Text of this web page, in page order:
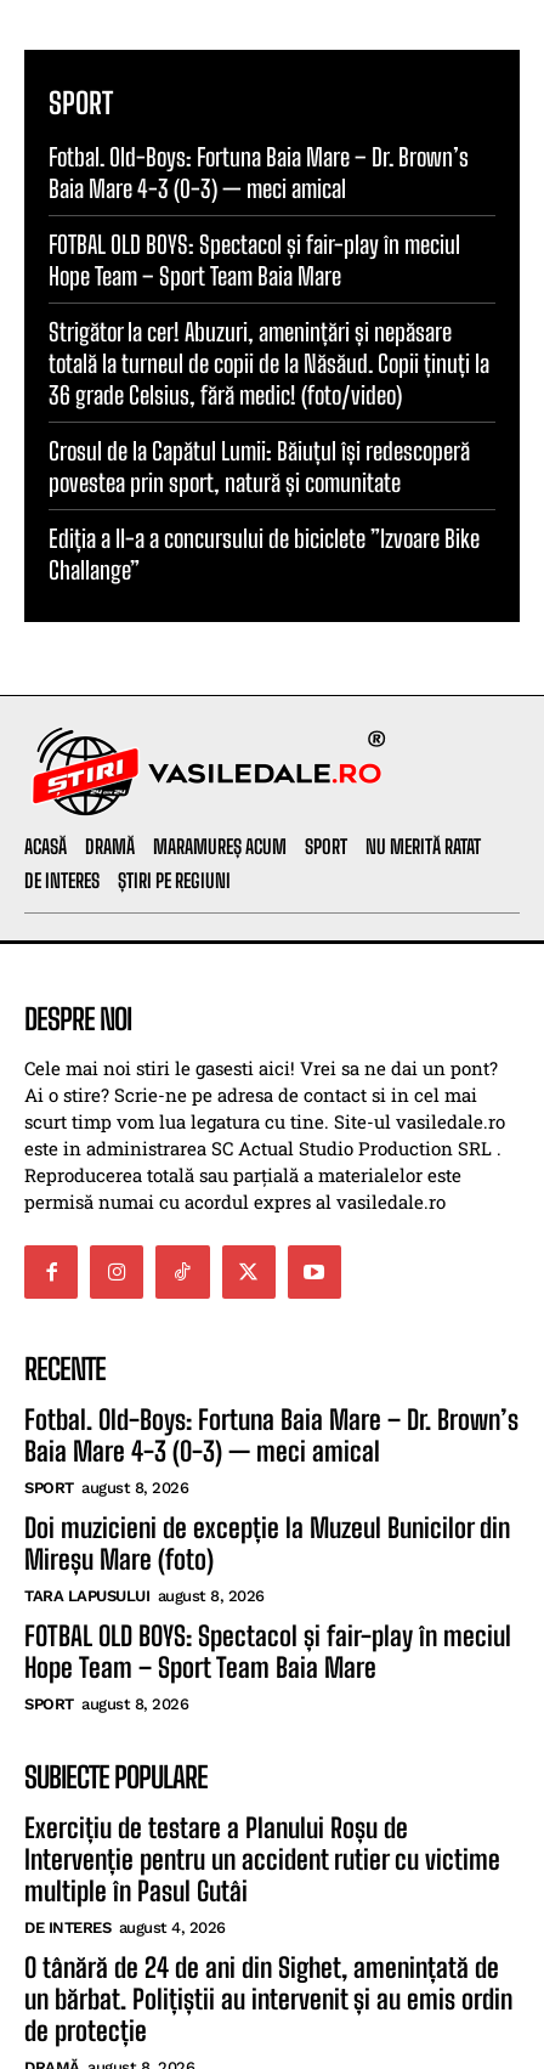
SPORT
Fotbal. Old-Boys: Fortuna Baia Mare – Dr. Brown’s
Baia Mare 4-3 (0-3) — meci amical
FOTBAL OLD BOYS: Spectacol și fair-play în meciul
Hope Team – Sport Team Baia Mare
Strigător la cer! Abuzuri, amenințări și nepăsare
totală la turneul de copii de la Năsăud. Copii ținuți la
36 grade Celsius, fără medic! (foto/video)
Crosul de la Capătul Lumii: Băiuțul își redescoperă
povestea prin sport, natură și comunitate
Ediția a II-a a concursului de biciclete ”Izvoare Bike
Challange”
ACASĂ DRAMĂ MARAMUREȘ ACUM SPORT
NU MERITĂ RATAT
DE INTERES
ȘTIRI PE REGIUNI
DESPRE NOI
Cele mai noi stiri le gasesti aici! Vrei sa ne dai un pont?
Ai o stire? Scrie-ne pe adresa de contact si in cel mai
scurt timp vom lua legatura cu tine. Site-ul vasiledale.ro
este in administrarea SC Actual Studio Production SRL .
Reproducerea totală sau parțială a materialelor este
permisă numai cu acordul expres al vasiledale.ro
RECENTE
Fotbal. Old-Boys: Fortuna Baia Mare – Dr. Brown’s
Baia Mare 4-3 (0-3) — meci amical
SPORT august 8, 2026
Doi muzicieni de excepție la Muzeul Bunicilor din
Mireșu Mare (foto)
TARA LAPUSULUI august 8, 2026
FOTBAL OLD BOYS: Spectacol și fair-play în meciul
Hope Team – Sport Team Baia Mare
SPORT august 8, 2026
SUBIECTE POPULARE
Exercițiu de testare a Planului Roșu de
Intervenție pentru un accident rutier cu victime
multiple în Pasul Gutâi
DE INTERES august 4, 2026
O tânără de 24 de ani din Sighet, amenințată de
un bărbat. Polițiștii au intervenit și au emis ordin
de protecție